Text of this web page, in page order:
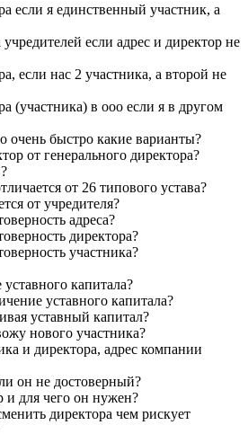
если я единственный участник, а
если адрес и директор не
если нас 2 участника, а второй не
(участника) в ооо если я в другом
очень быстро какие варианты?
от генерального директора?
от 26 типового устава?
от учредителя?
адреса?
директора?
участника?
капитала?
уставного капитала?
уставный капитал?
нового участника?
и директора, адрес компании
он не достоверный?
и для чего он нужен?
директора чем рискует